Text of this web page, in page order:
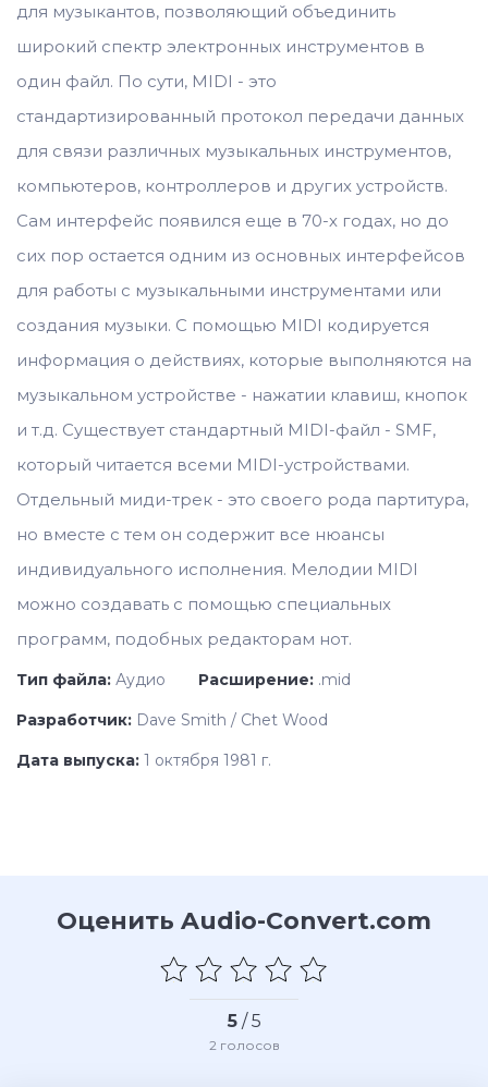
для музыкантов, позволяющий объединить
широкий спектр электронных инструментов в
один файл. По сути, MIDI - это
стандартизированный протокол передачи данных
для связи различных музыкальных инструментов,
компьютеров, контроллеров и других устройств.
Сам интерфейс появился еще в 70-х годах, но до
сих пор остается одним из основных интерфейсов
для работы с музыкальными инструментами или
создания музыки. С помощью MIDI кодируется
информация о действиях, которые выполняются на
музыкальном устройстве - нажатии клавиш, кнопок
и т.д. Существует стандартный MIDI-файл - SMF,
который читается всеми MIDI-устройствами.
Отдельный миди-трек - это своего рода партитура,
но вместе с тем он содержит все нюансы
индивидуального исполнения. Мелодии MIDI
можно создавать с помощью специальных
программ, подобных редакторам нот.
Тип файла: Аудио Расширение: .mid
Разработчик: Dave Smith / Chet Wood
Дата выпуска: 1 октября 1981 г.
Оценить Audio-Convert.com
5/ 5
2голосов